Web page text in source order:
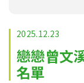
2025.12.23
戀戀曾文
名單